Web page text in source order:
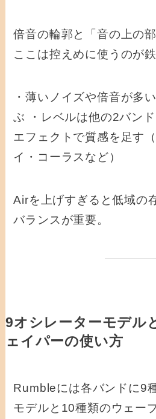
倍音の輪郭と「音の上の
ここは控えめに使うのが鉄
・薄いノイズや倍音が多
ぶ ・レベルは他の2バン
エフェクトで質感を足す
イ・コーラスなど）
Airを上げすぎると低域の
バランスが重要。
9オシレーターモデル
ェイパーの使い方
Rumbleには各バンドに9
モデルと10種類のウェー